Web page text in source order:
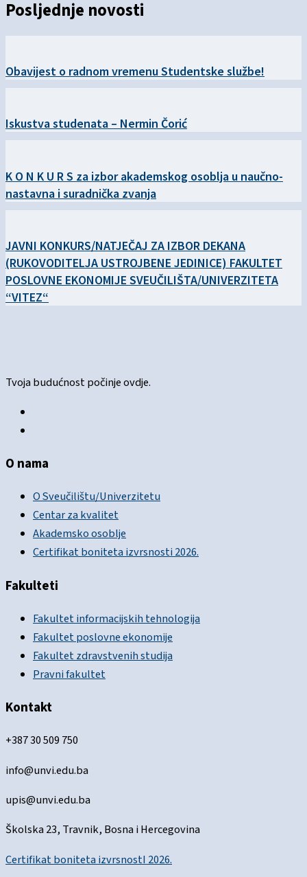
Posljednje novosti
Obavijest o radnom vremenu Studentske službe!
Iskustva studenata – Nermin Čorić
K O N K U R S za izbor akademskog osoblja u naučno-
nastavna i suradnička zvanja
JAVNI KONKURS/NATJEČAJ ZA IZBOR DEKANA
(RUKOVODITELJA USTROJBENE JEDINICE) FAKULTET
POSLOVNE EKONOMIJE SVEUČILIŠTA/UNIVERZITETA
“VITEZ“
Tvoja budućnost počinje ovdje.
O nama
O Sveučilištu/Univerzitetu
Centar za kvalitet
Akademsko osoblje
Certifikat boniteta izvrsnosti 2026.
Fakulteti
Fakultet informacijskih tehnologija
Fakultet poslovne ekonomije
Fakultet zdravstvenih studija
Pravni fakultet
Kontakt
+387 30 509 750
info@unvi.edu.ba
upis@unvi.edu.ba
Školska 23, Travnik, Bosna i Hercegovina
Certifikat boniteta izvrsnostI 2026.